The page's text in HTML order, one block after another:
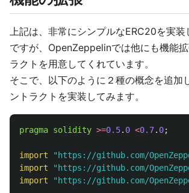
上記は、非常にシンプルなERC20を実装
ですが、OpenZeppelinでは他にも機能
ラクトを用意してくれています。
そこで、以下のように２種の概念を追加
ントラクトを実装してみます。
pragma solidity >=0.5. 0 <0.7. 0;
import " https://github.com/
import
" https://github.com/
import
" https://github.com/